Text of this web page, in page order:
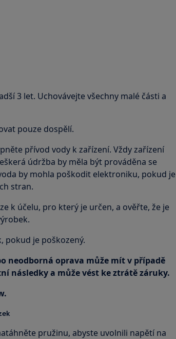
3 let. Uchovávejte všechny malé části a
pouze dospělí.
přívod vody k zařízení. Vždy zařízení
údržba by měla být prováděna se
by mohla poškodit elektroniku, pokud je
stran.
k účelu, pro který je určen, a ověřte, že je
pokud je poškozený.
neodborná oprava může mít v případě
následky a může vést ke ztrátě záruky.
pružinu, abyste uvolnili napětí na